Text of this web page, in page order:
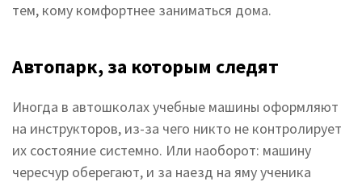
тем, кому комфортнее заниматься дома.
Автопарк, за которым следят
Иногда в автошколах учебные машины оформляют
на инструкторов, из-за чего никто не контролирует
их состояние системно. Или наоборот: машину
чересчур оберегают, и за наезд на яму ученика